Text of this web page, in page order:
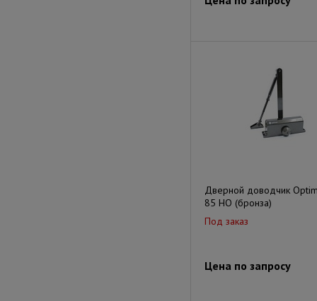
Дверной доводчик
85 HO (бронза)
Под заказ
Цена по запросу